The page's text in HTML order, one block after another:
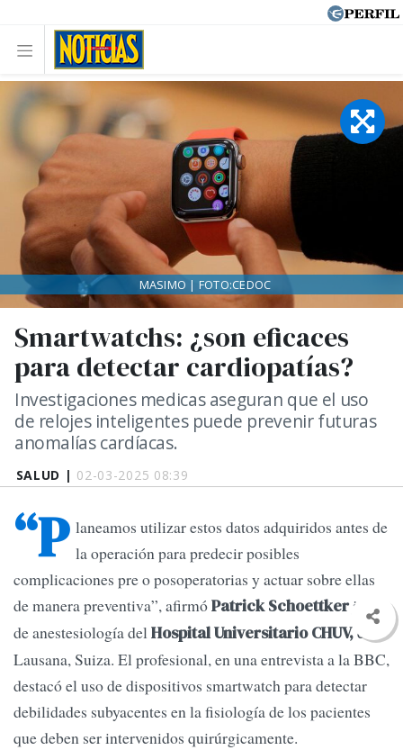
SALUD | 02-03-2025 08:39
Smartwatchs: ¿son eficaces
para detectar cardiopatías?
Investigaciones medicas aseguran que el uso
de relojes inteligentes puede prevenir futuras
anomalías cardíacas.
MASIMO | FOTO:CEDOC
“P laneamos utilizar estos datos adquiridos antes de
la operación para predecir posibles
complicaciones pre o posoperatorias y actuar sobre ellas
de manera preventiva”, afirmóPatrick Schoettker jefe
de anestesiología delHospital Universitario CHUV,en
Lausana, Suiza. El profesional, en una entrevista a la BBC,
destacó el uso de dispositivos smartwatch para detectar
debilidades subyacentes en la fisiología de los pacientes
que deben ser intervenidos quirúrgicamente.